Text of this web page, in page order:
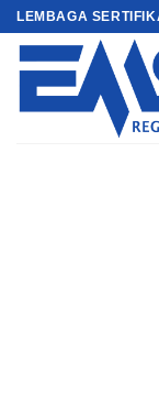
Skip
content
LEMBAGA